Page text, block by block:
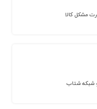
مشکل کالا
شبکه شتاب